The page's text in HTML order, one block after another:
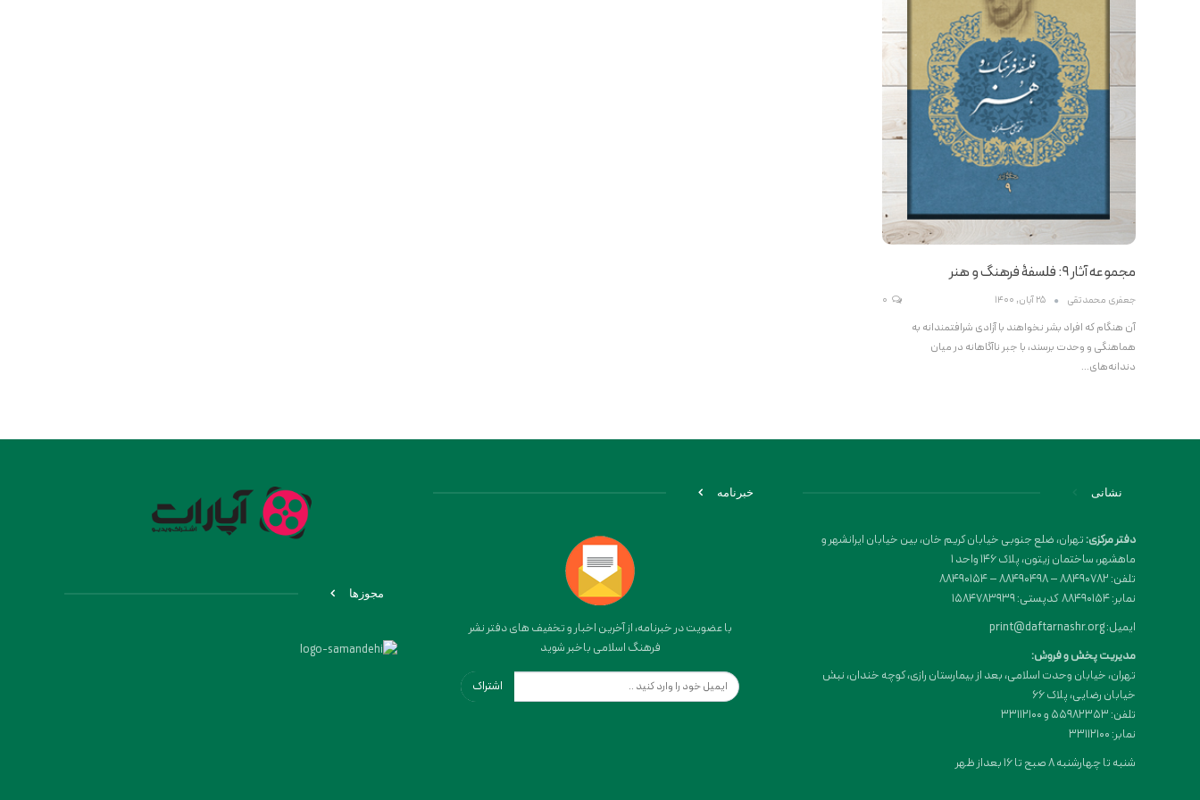
مجموعه آثار ۹: فلسفۀ فرهنگ و هنر
جعفری محمدتقی 25 آبان, 1400
آن هنگام كه افراد بشر نخواهند با آزادى شرافتمندانه به
هماهنگى و وحدت برسند، با جبر ناآگاهانه در ميان
دندانه‌هاى…
نشانی
دفتر مرکزی:تهران، ضلع جنوبی خیابان کریم خان، بین خیابان ایرانشهر و
ماهشهر، ساختمان زیتون، پلاک 146 واحد 1
تلفن: 88490782 – 88490498 – 88490154
نمابر: 88490154 کدپستی: 1584783939
ایمیل: print@daftarnashr.org
مدیریت پخش و فروش:
تهران، خیابان وحدت اسلامی، بعد از بیمارستان رازی، کوچه خندان، نبش
خیابان رضایی، پلاک ۶۶
تلفن: 55982353 و 33112100
نمابر: 33112100
شنبه تا چهارشنبه 8 صبح تا 16 بعداز ظهر
خبرنامه
با عضویت در خبرنامه، از آخرین اخبار و تخفیف های دفتر نشر
فرهنگ اسلامی باخبر شوید
اشتراک
مجوزها